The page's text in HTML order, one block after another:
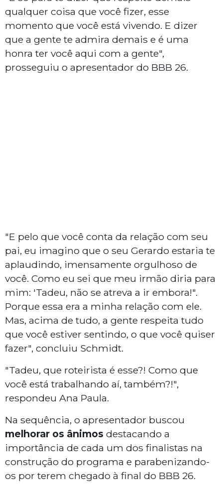
qualquer coisa que você fizer, esse
momento que você está vivendo. E dizer
que a gente te admira demais e é uma
honra ter você aqui com a gente",
prosseguiu o apresentador do BBB 26.
"E pelo que você conta da relação com seu
pai, eu imagino que o seu Gerardo estaria te
aplaudindo, imensamente orgulhoso de
você. Como eu sei que meu irmão diria para
mim: 'Tadeu, não se atreva a ir embora!".
Porque essa era a minha relação com ele.
Mas, acima de tudo, a gente respeita tudo
que você estiver sentindo, o que você quiser
fazer", concluiu Schmidt.
"Tadeu, que roteirista é esse?! Como que
você está trabalhando aí, também?!",
respondeu Ana Paula.
Na sequência, o apresentador buscou
melhorar os ânimos destacando a
importância de cada um dos finalistas na
construção do programa e parabenizando-
os por terem chegado à final do BBB 26.